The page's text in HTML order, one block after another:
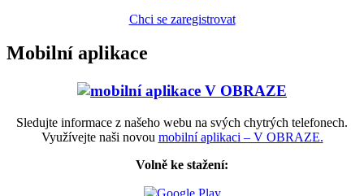
Chci se zaregistrovat
Mobilní aplikace
Sledujte informace z našeho webu na svých chytrých telefonech.
Využívejte naši novou mobilní aplikaci – V OBRAZE.
Volně ke stažení: